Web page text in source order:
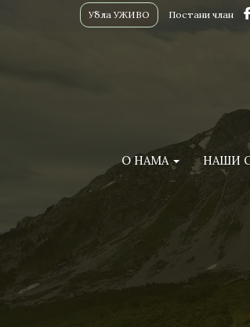
Убла УЖИВО Постани члан
О НАМА НАШИ